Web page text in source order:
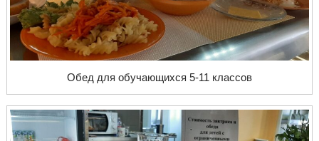
Обед для обучающихся 5-11 классов